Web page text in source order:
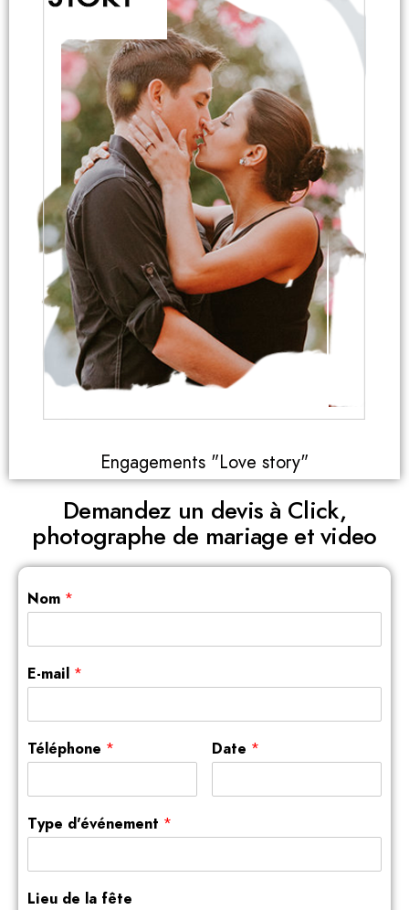
Engagements "Love story"
Demandez un devis à Click,
photographe de mariage et video
Nom *
E-mail *
Téléphone * Date *
Type d'événement *
Lieu de la fête